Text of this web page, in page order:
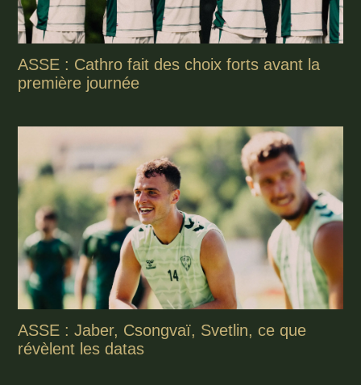
ASSE : Cathro fait des choix forts avant la
première journée
ASSE : Jaber, Csongvaï, Svetlin, ce que
révèlent les datas